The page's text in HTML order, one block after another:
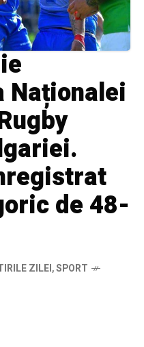
Naționalei
de 48-
ZILEI,SPORT